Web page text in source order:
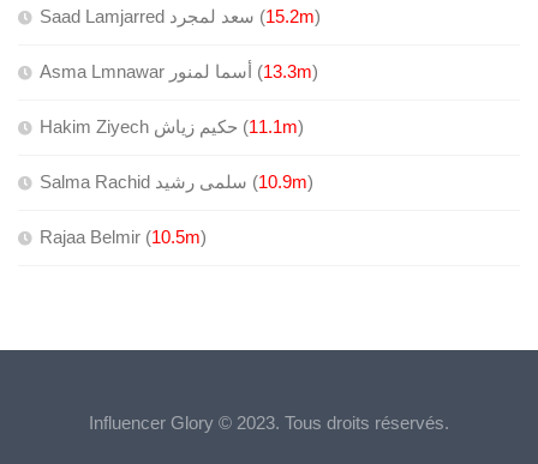
Saad Lamjarred سعد لمجرد ( 15.2m)
Asma Lmnawar أسما لمنور ( 13.3m)
Hakim Ziyech حكيم زياش ( 11.1m)
Salma Rachid سلمى رشيد ( 10.9m)
Rajaa Belmir (10.5m)
Influencer Glory © 2023. Tous droits réservés.